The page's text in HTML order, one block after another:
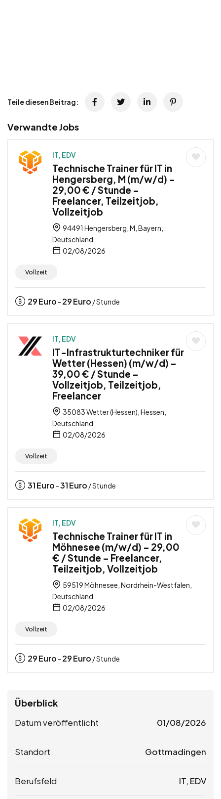
Teile diesen Beitrag:
Verwandte Jobs
IT, EDV
Technische Trainer für IT in
Hengersberg, M (m/w/d) –
29,00 € / Stunde –
Freelancer, Teilzeitjob,
Vollzeitjob
94491 Hengersberg, M, Bayern,
Deutschland
02/08/2026
Vollzeit
29Euro - 29Euro / Stunde
IT, EDV
IT-Infrastrukturtechniker für
Wetter (Hessen) (m/w/d) –
39,00 € / Stunde –
Vollzeitjob, Teilzeitjob,
Freelancer
35083 Wetter (Hessen), Hessen,
Deutschland
02/08/2026
Vollzeit
31Euro -31Euro / Stunde
IT, EDV
Technische Trainer für IT in
Möhnesee (m/w/d) – 29,00
€ / Stunde – Freelancer,
Teilzeitjob, Vollzeitjob
59519 Möhnesee, Nordrhein-Westfalen,
Deutschland
02/08/2026
Vollzeit
29Euro - 29Euro / Stunde
Überblick
Datum veröffentlicht 01/08/2026
Standort Gottmadingen
Berufsfeld IT, EDV